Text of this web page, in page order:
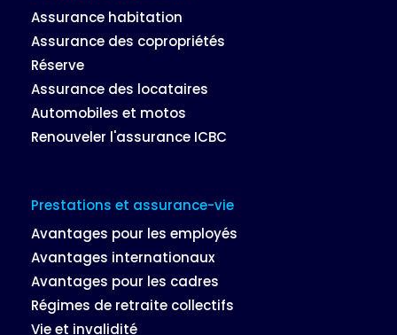
Assurance habitation
Assurance des copropriétés
Réserve
Assurance des locataires
Automobiles et motos
Renouveler l'assurance ICBC
Prestations et assurance-vie
Avantages pour les employés
Avantages internationaux
Avantages pour les cadres
Régimes de retraite collectifs
Vie et invalidité